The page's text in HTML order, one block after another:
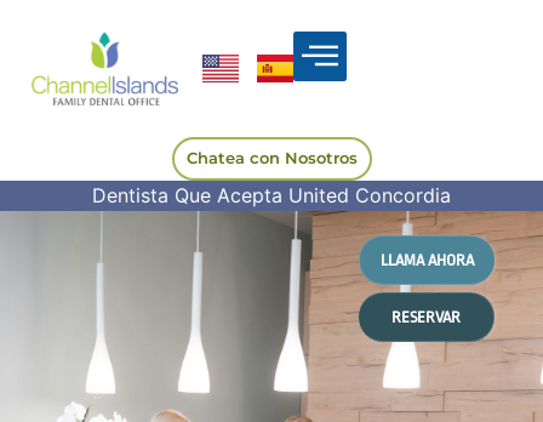
Chatea con Nosotros
Dentista Que Acepta United Concordia
LLAMA AHORA
RESERVAR